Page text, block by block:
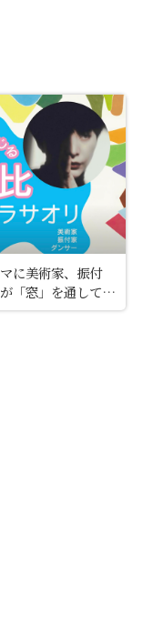
に美術家、振付
「窓」を通して対
楽堂のピクニッ